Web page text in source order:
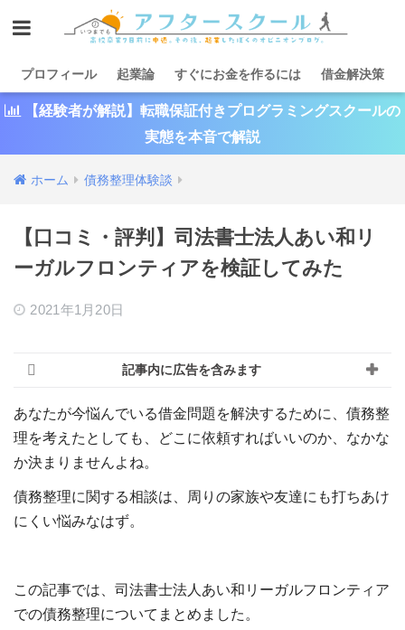
プロフィール 起業論 すぐにお金を作るには 借金解決策
【経験者が解説】転職保証付きプログラミングスクールの
実態を本音で解説
ホーム 債務整理体験談
【口コミ・評判】司法書士法人あい和リ
ーガルフロンティアを検証してみた
2021年1月20日
記事内に広告を含みます
あなたが今悩んでいる借金問題を解決するために、債務整
理を考えたとしても、どこに依頼すればいいのか、なかな
か決まりませんよね。
債務整理に関する相談は、周りの家族や友達にも打ちあけ
にくい悩みなはず。
この記事では、司法書士法人あい和リーガルフロンティア
での債務整理についてまとめました。